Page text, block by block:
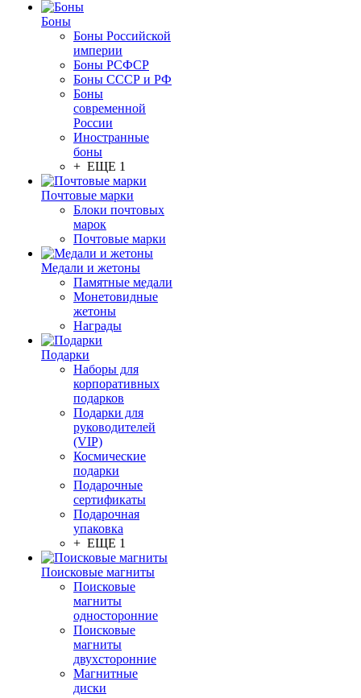
Боны
Боны Российской
империи
Боны РСФСР
Боны СССР и РФ
Боны
современной
России
Иностранные
боны
+ ЕЩЕ 1
Почтовые марки
Блоки почтовых
марок
Почтовые марки
Медали и жетоны
Памятные медали
Монетовидные
жетоны
Награды
Подарки
Наборы для
корпоративных
подарков
Подарки для
руководителей
(VIP)
Космические
подарки
Подарочные
сертификаты
Подарочная
упаковка
+ ЕЩЕ 1
Поисковые магниты
Поисковые
магниты
односторонние
Поисковые
магниты
двухсторонние
Магнитные
диски